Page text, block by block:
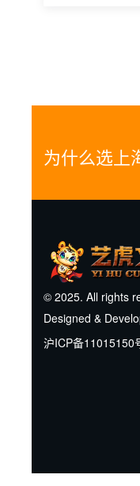
为什么选上
© 2025. All rights
Designed &
沪ICP备11015150